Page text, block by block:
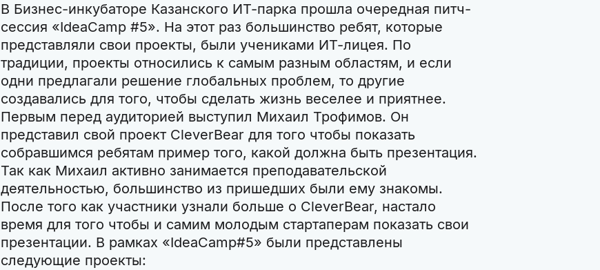
В Бизнес-инкубаторе Казанского ИТ-парка прошла очередная питч-
сессия «IdeaCamp #5». На этот раз большинство ребят, которые
представляли свои проекты, были учениками ИТ-лицея. По
традиции, проекты относились к самым разным областям, и если
одни предлагали решение глобальных проблем, то другие
создавались для того, чтобы сделать жизнь веселее и приятнее.
Первым перед аудиторией выступил Михаил Трофимов. Он
представил свой проект CleverBear для того чтобы показать
собравшимся ребятам пример того, какой должна быть презентация.
Так как Михаил активно занимается преподавательской
деятельностью, большинство из пришедших были ему знакомы.
После того как участники узнали больше о CleverBear, настало
время для того чтобы и самим молодым стартаперам показать свои
презентации. В рамках «IdeaCamp#5» были представлены
следующие проекты: